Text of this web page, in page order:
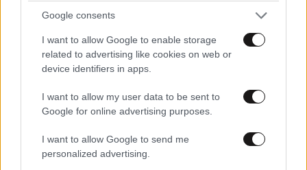
Google consents
I want to allow Google to enable storage
related to advertising like cookies on web or
device identifiers in apps.
I want to allow my user data to be sent to
Google for online advertising purposes.
I want to allow Google to send me
personalized advertising.
LIFESTYLE3 ω. πριν
Μαρία Εκμεκτσίογλου: «17 λευκά τριαντάφυλλα
για έναν χρόνο» από τον σύζυγό της στην
Κωνσταντινούπολη